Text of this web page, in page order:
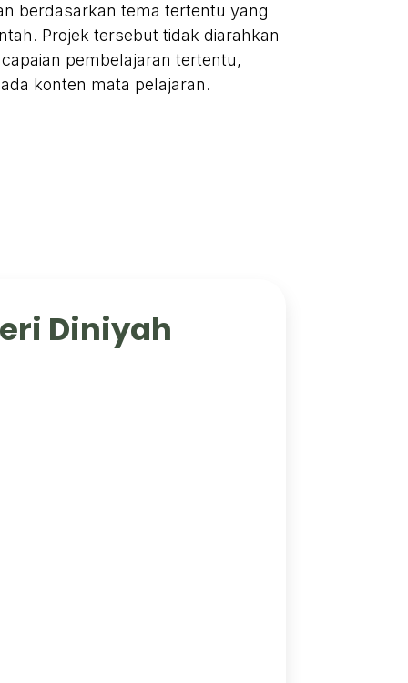
berdasarkan tema tertentu yang
Projek tersebut tidak diarahkan
pembelajaran tertentu,
konten mata pelajaran.
Diniyah